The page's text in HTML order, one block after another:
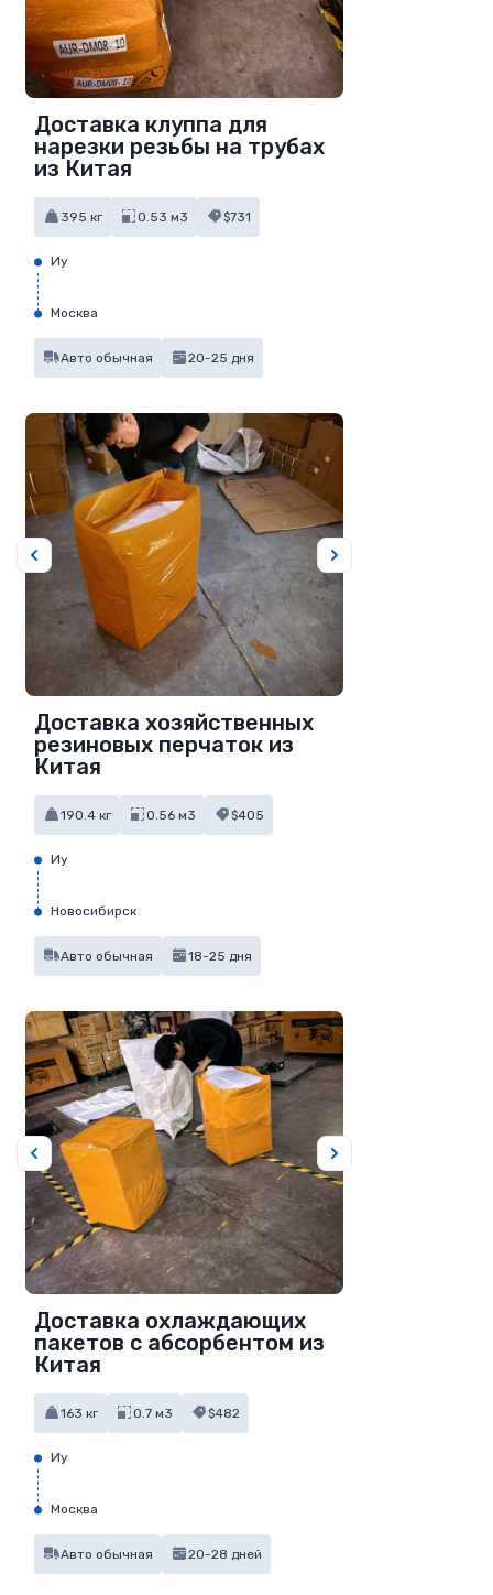
Доставка клуппа для
нарезки резьбы на трубах
из Китая
395 кг 0.53 м3 $731
Иу
Москва
Авто обычная 20-25 дня
Доставка хозяйственных
резиновых перчаток из
Китая
190.4 кг 0.56 м3 $405
Иу
Новосибирск
Авто обычная 18-25 дня
Доставка охлаждающих
пакетов с абсорбентом из
Китая
163 кг 0.7 м3 $482
Иу
Москва
Авто обычная 20-28 дней